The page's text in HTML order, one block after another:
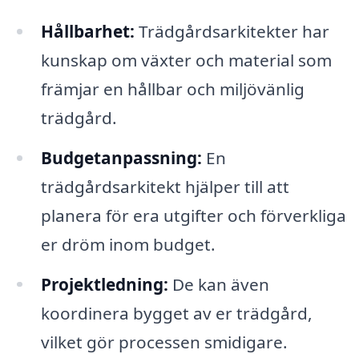
Hållbarhet: Trädgårdsarkitekter har
kunskap om växter och material som
främjar en hållbar och miljövänlig
trädgård.
Budgetanpassning: En
trädgårdsarkitekt hjälper till att
planera för era utgifter och förverkliga
er dröm inom budget.
Projektledning: De kan även
koordinera bygget av er trädgård,
vilket gör processen smidigare.